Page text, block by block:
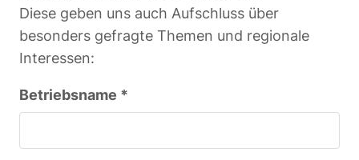
Diese geben uns auch Aufschluss über
besonders gefragte Themen und regionale
Interessen:
Betriebsname *